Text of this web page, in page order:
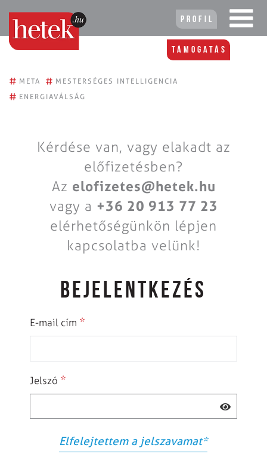
Profil
Támogatás
# META # MESTERSÉGES INTELLIGENCIA
# ENERGIAVÁLSÁG
Kérdése van, vagy elakadt az
előfizetésben?
Az elofizetes@hetek.hu
vagy a +36 20 913 77 23
elérhetőségünkön lépjen
kapcsolatba velünk!
BEJELENTKEZÉS
E-mail cím *
Jelszó *
Elfelejtettem a jelszavamat*